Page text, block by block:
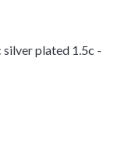
plated 1.5c -